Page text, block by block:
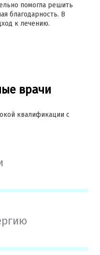
помогла решить
благодарность. В
к лечению.
врачи
квалификации с